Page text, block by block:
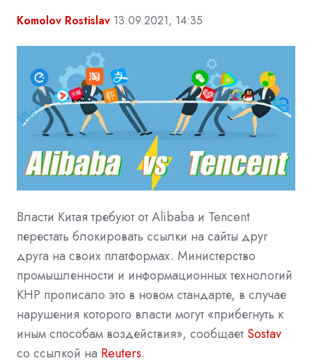
Komolov Rostislav 13.09.2021, 14:35
Власти Китая требуют от Alibaba и Tencent
перестать блокировать ссылки на сайты друг
друга на своих платформах. Министерство
промышленности и информационных технологий
КНР прописало это в новом стандарте, в случае
нарушения которого власти могут «прибегнуть к
иным способам воздействия», сообщает Sostav
со ссылкой на Reuters.